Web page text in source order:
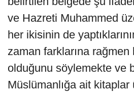
ve Hazreti Muhammed
her ikisinin de
zaman farklarına rağmen
olduğunu söylemekte ve
Müslümanlığa ait kitaplar